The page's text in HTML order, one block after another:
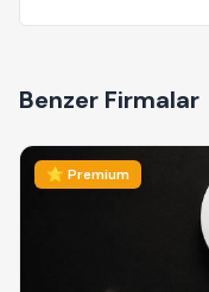
Benzer Firmalar
⭐ Premium